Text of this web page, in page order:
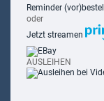
Reminder
oder
Jetzt streamen
AUSLEIHEN